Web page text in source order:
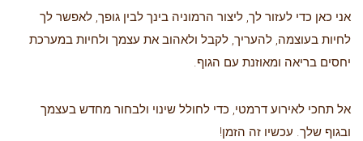
אני כאן כדי לעזור לך, ליצור הרמוניה בינך לבין גופך, לאפשר לך
לחיות בעוצמה, להעריך, לקבל ולאהוב את עצמך ולחיות במערכת
יחסים בריאה ומאוזנת עם הגוף.
אל תחכי לאירוע דרמטי, כדי לחולל שינוי ולבחור מחדש בעצמך
ובגוף שלך. עכשיו זה הזמן!